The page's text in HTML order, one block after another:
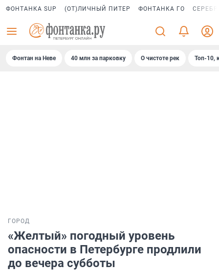
ФОНТАНКА SUP (ОТ)ЛИЧНЫЙ ПИТЕР ФОНТАНКА ГО
Фонтан на Неве 40 млн за парковку О чистоте рек Топ-10,
ГОРОД
«Желтый» погодный уровень
опасности в Петербурге продлили
до вечера субботы